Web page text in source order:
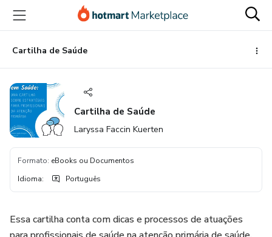
para
conteúdo
principal
para
pagamento
para
rodapé
Cartilha de Saúde
Cartilha de Saúde
Laryssa Faccin Kuerten
Formato: eBooks ou Documentos
Idioma: Português
Essa cartilha conta com dicas e processos de atuações